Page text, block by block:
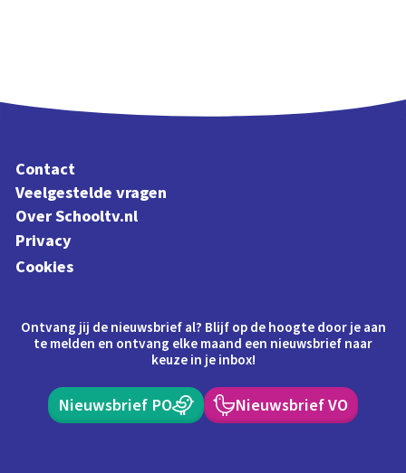
Contact
Veelgestelde vragen
Over Schooltv.nl
Privacy
Cookies
Ontvang jij de nieuwsbrief al? Blijf op de hoogte door je aan
te melden en ontvang elke maand een nieuwsbrief naar
keuze in je inbox!
Nieuwsbrief PO Nieuwsbrief VO